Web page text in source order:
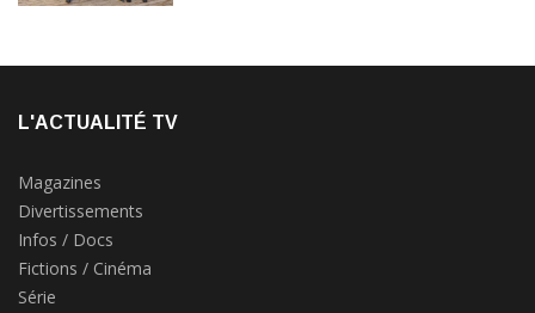
L'ACTUALITÉ TV
Magazines
Divertissements
Infos / Docs
Fictions / Cinéma
Série